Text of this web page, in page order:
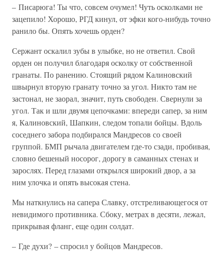
– Писарюга! Ты что, совсем очумел! Чуть осколками не
зацепило! Хорошо, РГД кинул, от эфки кого-нибудь точно
ранило бы. Опять хочешь орден?
Сержант оскалил зубы в улыбке, но не ответил. Свой
орден он получил благодаря осколку от собственной
гранаты. По ранению. Стоящий рядом Калиновский
швырнул вторую гранату точно за угол. Никто там не
застонал, не заорал, значит, путь свободен. Свернули за
угол. Так и шли двумя цепочками: впереди сапер, за ним
я, Калиновский, Шапкин, следом топали бойцы. Вдоль
соседнего забора подбирался Мандресов со своей
группой. БМП рычала двигателем где-то сзади, пробивая,
словно бешеный носорог, дорогу в саманных стенах и
зарослях. Перед глазами открылся широкий двор, а за
ним улочка и опять высокая стена.
Мы наткнулись на сапера Славку, отстреливающегося от
невидимого противника. Сбоку, метрах в десяти, лежал,
прикрывая фланг, еще один солдат.
– Где духи? – спросил у бойцов Мандресов.